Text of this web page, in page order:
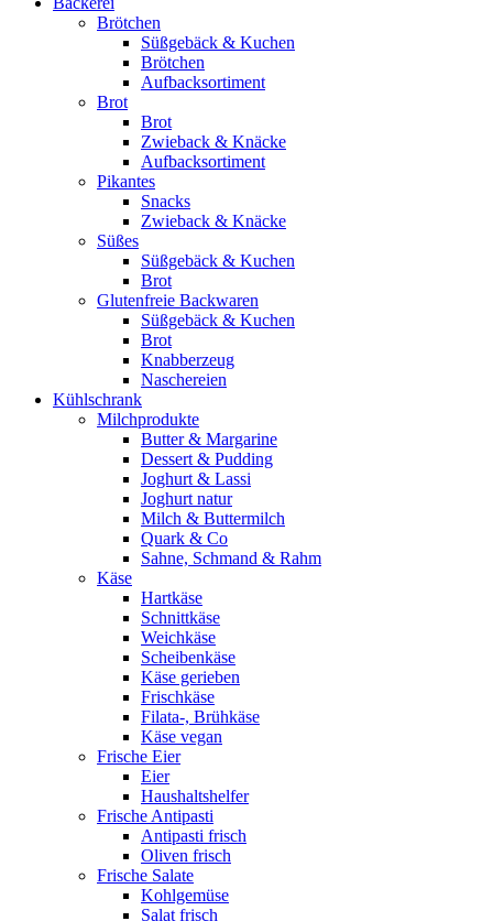
Brötchen
Süßgebäck & Kuchen
Brötchen
Aufbacksortiment
Brot
Brot
Zwieback & Knäcke
Aufbacksortiment
Pikantes
Snacks
Zwieback & Knäcke
Süßes
Süßgebäck & Kuchen
Brot
Glutenfreie Backwaren
Süßgebäck & Kuchen
Brot
Knabberzeug
Naschereien
Kühlschrank
Milchprodukte
Butter & Margarine
Dessert & Pudding
Joghurt & Lassi
Joghurt natur
Milch & Buttermilch
Quark & Co
Sahne, Schmand & Rahm
Käse
Hartkäse
Schnittkäse
Weichkäse
Scheibenkäse
Käse gerieben
Frischkäse
Filata-, Brühkäse
Käse vegan
Frische Eier
Eier
Haushaltshelfer
Frische Antipasti
Antipasti frisch
Oliven frisch
Frische Salate
Kohlgemüse
Salat frisch